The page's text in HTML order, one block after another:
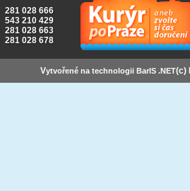
281 028 666
543 210 429
281 028 663
281 028 678
Vytvořené na technologii BarIS .NET(c)